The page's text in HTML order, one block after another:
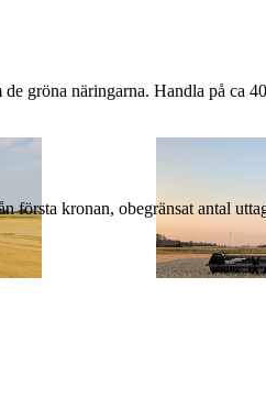
gröna näringarna. Handla på ca
första kronan, obegränsat antal